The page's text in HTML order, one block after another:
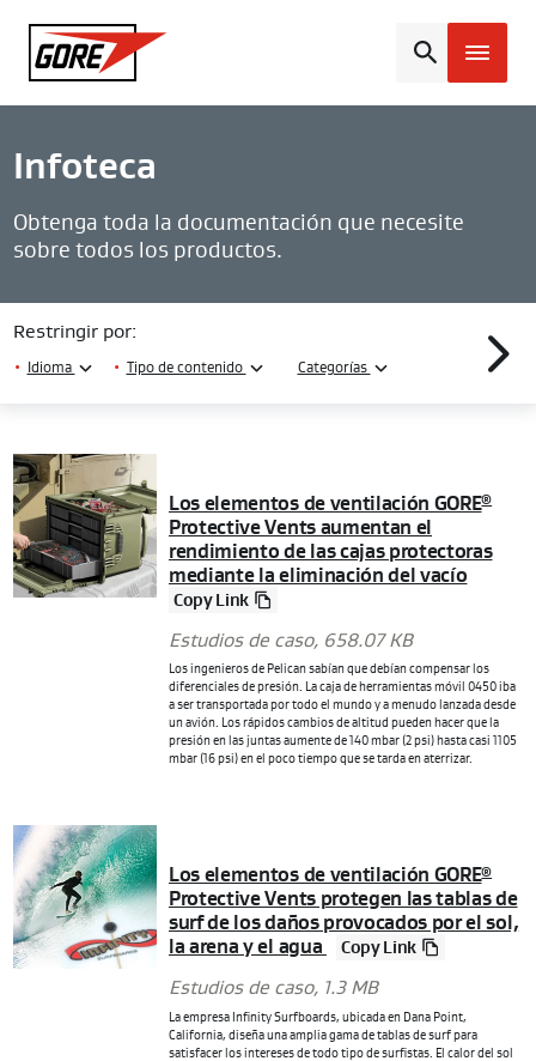
Gore
Infoteca
Obtenga toda la documentación que necesite
sobre todos los productos.
Restringir por:
• Idioma • Tipo de contenido Categorías
Los elementos de ventilación GORE®
Protective Vents aumentan el
rendimiento de las cajas protectoras
mediante la eliminación del vacío
Copy Link
Estudios de caso, 658.07 KB
Los ingenieros de Pelican sabían que debían compensar los
diferenciales de presión. La caja de herramientas móvil 0450 iba
a ser transportada por todo el mundo y a menudo lanzada desde
un avión. Los rápidos cambios de altitud pueden hacer que la
presión en las juntas aumente de 140 mbar (2 psi) hasta casi 1105
mbar (16 psi) en el poco tiempo que se tarda en aterrizar.
Los elementos de ventilación GORE®
Protective Vents protegen las tablas de
surf de los daños provocados por el sol,
la arena y el agua
Copy Link
Estudios de caso, 1.3 MB
La empresa Infinity Surfboards, ubicada en Dana Point,
California, diseña una amplia gama de tablas de surf para
satisfacer los intereses de todo tipo de surfistas. El calor del sol